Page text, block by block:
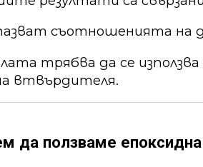
съотношенията на
трябва да се
втвърдителя.
да ползваме